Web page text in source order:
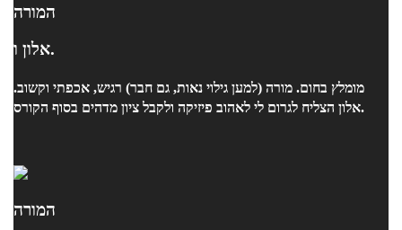
המורה
אלון ו.
מומלץ בחום. מורה (למען גילוי נאות, גם חבר) רגיש, אכפתי וקשוב.
אלון הצליח לגרום לי לאהוב פיזיקה ולקבל ציון מדהים בסוף הקורס.
המורה